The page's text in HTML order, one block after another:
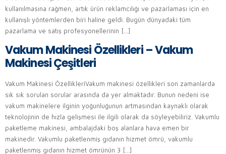
kullanılmasına rağmen, artık ürün reklamcılığı ve pazarlaması için en
kullanışlı yöntemlerden biri haline geldi. Bugün dünyadaki tüm
pazarlama ve satış profesyonellerinin […]
Vakum Makinesi Özellikleri – Vakum
Makinesi Çeşitleri
Vakum Makinesi ÖzellikleriVakum makinesi özellikleri son zamanlarda
sık sık sorulan sorular arasında da yer almaktadır. Bunun nedeni ise
vakum makinelere ilginin yoğunluğunun artmasından kaynaklı olarak
teknolojinin de hızla gelişmesi ile ilgili olarak da söyleyebiliriz. Vakumlu
paketleme makinesi, ambalajdaki boş alanlara hava emen bir
makinedir. Vakumlu paketlenmiş gıdanın hizmet ömrü, vakumlu
paketlenmiş gıdanın hizmet ömrünün 3 […]